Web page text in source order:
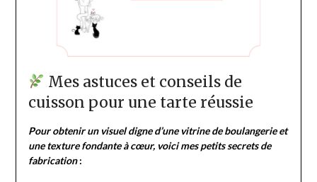
Mes astuces et conseils de
cuisson pour une tarte réussie
Pour obtenir un visuel digne d’une vitrine de boulangerie et
une texture fondante à cœur, voici mes petits secrets de
fabrication: